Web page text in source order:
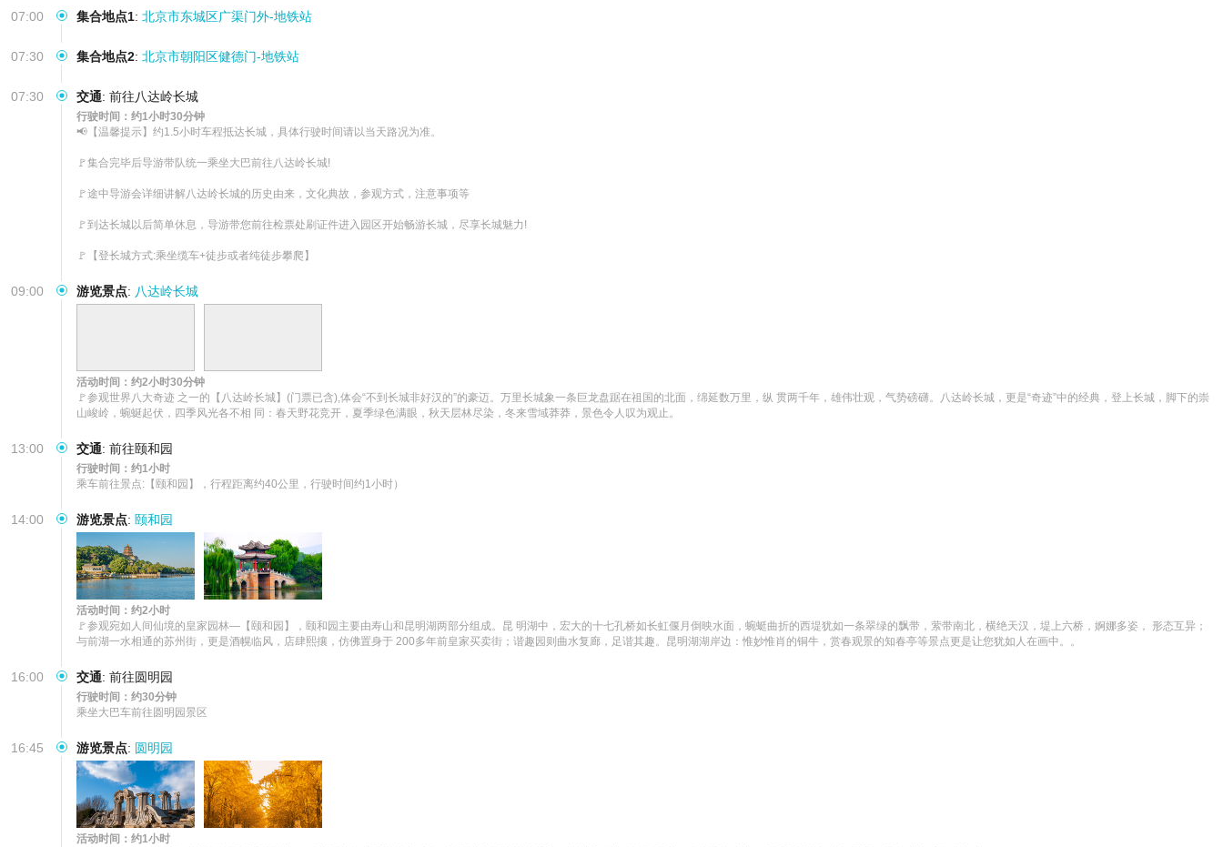
07:00 集合地点1: 北京市东城区广渠门外-地铁站
07:30 集合地点2: 北京市朝阳区健德门-地铁站
07:30 交通: 前往八达岭长城
行驶时间：约1小时30分钟
📢【温馨提示】约1.5小时车程抵达长城，具体行驶时间请以当天路况为准。
🚩集合完毕后导游带队统一乘坐大巴前往八达岭长城!
🚩途中导游会详细讲解八达岭长城的历史由来，文化典故，参观方式，注意事项等
🚩到达长城以后简单休息，导游带您前往检票处刷证件进入园区开始畅游长城，尽享长城魅力!
🚩【登长城方式:乘坐缆车+徒步或者纯徒步攀爬】
09:00 游览景点: 八达岭长城
活动时间：约2小时30分钟
🚩参观世界八大奇迹 之一的【八达岭长城】(门票已含),体会“不到长城非好汉的”的豪迈。万里长城象一条巨龙盘踞在祖国的北面，绵延数万里，纵 贯两千年，雄伟壮观，气势磅礴。八达岭长城，更是“奇迹”中的经典，登上长城，脚下的崇
山峻岭，蜿蜒起伏，四季风光各不相 同：春天野花竞开，夏季绿色满眼，秋天层林尽染，冬来雪域莽莽，景色令人叹为观止。
13:00 交通: 前往颐和园
行驶时间：约1小时
乘车前往景点:【颐和园】，行程距离约40公里，行驶时间约1小时）
14:00 游览景点: 颐和园
活动时间：约2小时
🚩参观宛如人间仙境的皇家园林—【颐和园】，颐和园主要由寿山和昆明湖两部分组成。昆 明湖中，宏大的十七孔桥如长虹偃月倒映水面，蜿蜓曲折的西堤犹如一条翠绿的飘带，萦带南北，横绝天汉，堤上六桥，婀娜多姿， 形态互异；
与前湖一水相通的苏州街，更是酒幌临风，店肆熙攘，仿佛置身于 200多年前皇家买卖街；谐趣园则曲水复廊，足谐其趣。昆明湖湖岸边：惟妙惟肖的铜牛，赏春观景的知春亭等景点更是让您犹如人在画中。。
16:00 交通: 前往圆明园
行驶时间：约30分钟
乘坐大巴车前往圆明园景区
16:45 游览景点: 圆明园
活动时间：约1小时